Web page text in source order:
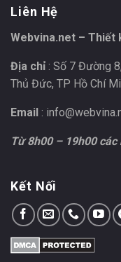
Liên Hệ
Webvina.net – Thiết
Địa chỉ : Số 7 Đường
Thủ Đức, TP Hồ Chí
Email :
Từ 8h00 – 19h00
Kết Nối